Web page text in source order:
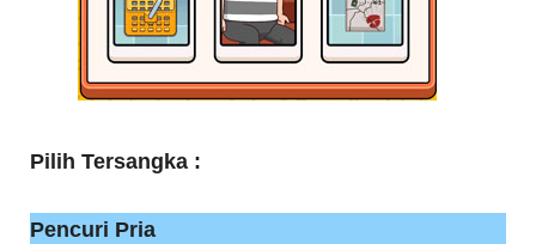
Pilih Tersangka :
Pencuri Pria